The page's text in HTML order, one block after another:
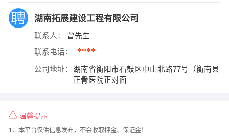
湖南拓展建设工程有限公司
联系人： 曾先生
联系电话： ****
公司地址：
湖南省衡阳市石鼓区中山北路77号（衡南县
正骨医院正对面
温馨提示
1、本平台仅供信息发布，不会收取押金、保证金！